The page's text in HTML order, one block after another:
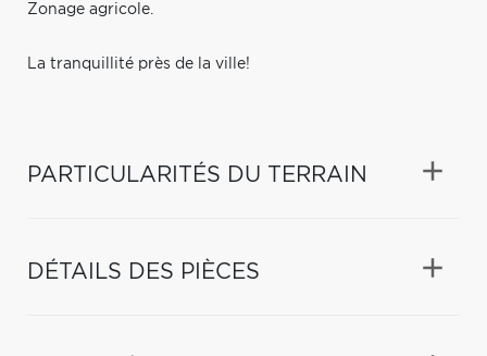
Zonage agricole.
La tranquillité près de la ville!
PARTICULARITÉS DU TERRAIN
DÉTAILS DES PIÈCES